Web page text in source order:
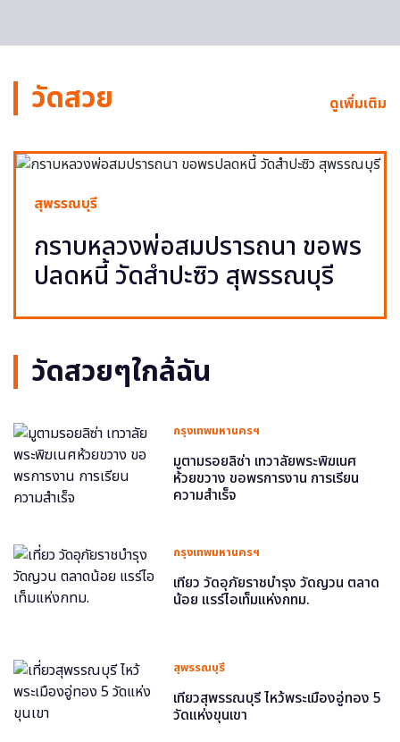
วัดสวย ดูเพิ่มเติม
สุพรรณบุรี
กราบหลวงพ่อสมปรารถนา ขอพร
ปลดหนี้ วัดสำปะซิว สุพรรณบุรี
วัดสวยๆใกล้ฉัน
กรุงเทพมหานครฯ
มูตามรอยลิซ่า เทวาลัยพระพิฆเนศ
ห้วยขวาง ขอพรการงาน การเรียน
ความสำเร็จ
กรุงเทพมหานครฯ
เที่ยว วัดอุภัยราชบำรุง วัดญวน ตลาด
น้อย แรร์ไอเท็มแห่งกทม.
สุพรรณบุรี
เที่ยวสุพรรณบุรี ไหว้พระเมืองอู่ทอง 5
วัดแห่งขุนเขา